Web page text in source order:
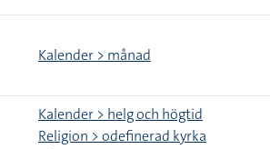
Kalender > månad
Kalender > helg och högtid
Religion > odefinerad kyrka